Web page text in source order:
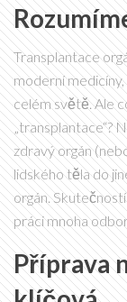
Transplantace
moderní
celém světě. Ale
„transplantace“?
zdravý orgán
lidského těla do
orgán.
práci mnoha
Příprava